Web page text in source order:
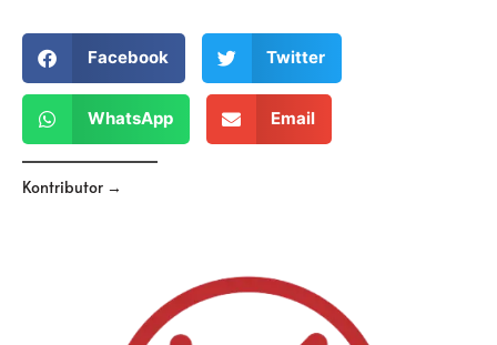
Facebook Twitter
WhatsApp Email
Kontributor →